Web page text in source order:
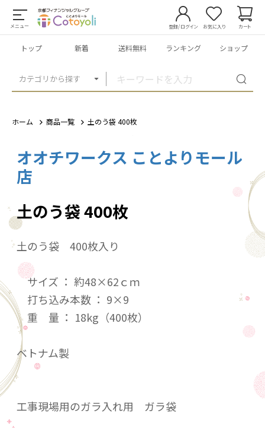
メニュー
カテゴリから探す
登録/ログイン お気に入り カート
トップ 新着 送料無料 ランキング ショップ
ホーム 商品一覧 土のう袋 400枚
1
オオチワークス ことよりモール
店
土のう袋 400枚
土のう袋 400枚入り
サイズ ： 約48×62ｃｍ
打ち込み本数 ： 9×9
重 量 ： 18kg（400枚）
ベトナム製
工事現場用のガラ入れ用 ガラ袋